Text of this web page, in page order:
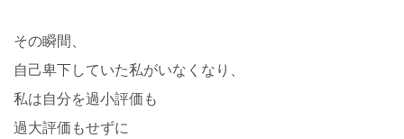
その瞬間、
自己卑下していた私がいなくなり、
私は自分を過小評価も
過大評価もせずに